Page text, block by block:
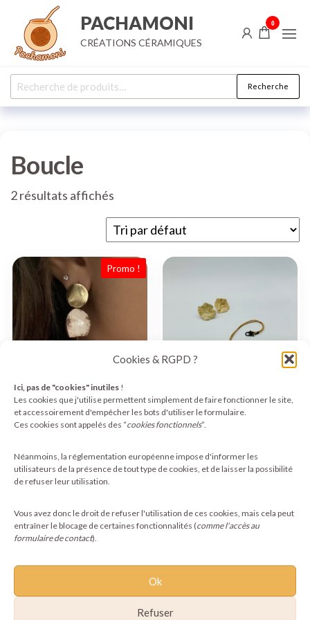
Cookies & RGPD ?
Ici, pas de "cookies" inutiles !
Les cookies que j'utilise permettent simplement de faire fonctionner le site,
et accessoirement d'empêcher les bots d'utiliser le formulaire.
Ces cookies sont appelés des “cookies fonctionnels”.
Néanmoins, la réglementation européenne impose d'informer les
utilisateurs de la présence de tout type de cookies, et de laisser la possibilité
de refuser leur utilisation.
Vous avez donc le droit de refuser l'utilisation de ces cookies, mais cela peut
entraîner le blocage de certaines fonctionnalités (comme l'accès au
formulaire de contact).
Ok
Refuser
contenu
PACHAMONI
CRÉATIONS CÉRAMIQUES
0
Recherche
pour :
Recherche
Boucle
2 résultats affichés
Promo !
Boucles d’oreilles
pendantes en
doré Fait main
30,00€Le
prix
était :
30,00 €.
25,00€Le
est :
Collier fleur en
céramique – bijou
Lire la suite